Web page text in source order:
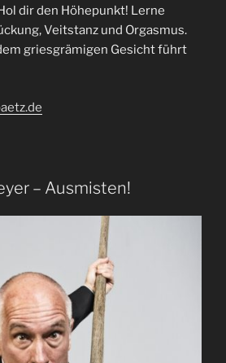
dir den Höhepunkt! Lerne
Veitstanz und Orgasmus.
griesgrämigen Gesicht führt
– Ausmisten!